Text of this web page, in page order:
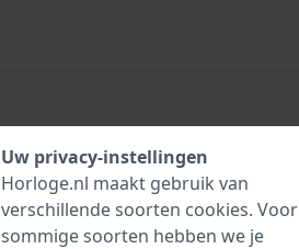
Uw privacy-instellingen
Horloge.nl maakt gebruik van
verschillende soorten cookies. Voor
sommige soorten hebben we je